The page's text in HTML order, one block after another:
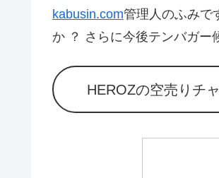
kabusin.com管理人のふみで
か ？ さらに今後テンバガー
HEROZの空売りチ